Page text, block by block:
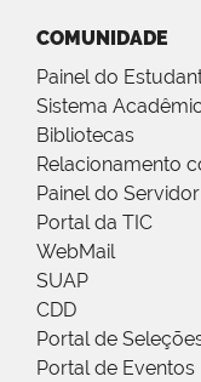
COMUNIDADE
Painel do
Sistema
Bibliotecas
Relacionamento
Painel do Servidor
Portal da TIC
WebMail
SUAP
CDD
Portal de
Portal de Eventos